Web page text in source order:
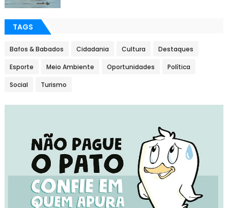
TAGS
Bafos & Babados Cidadania Cultura Destaques
Esporte Meio Ambiente Oportunidades Política
Social Turismo